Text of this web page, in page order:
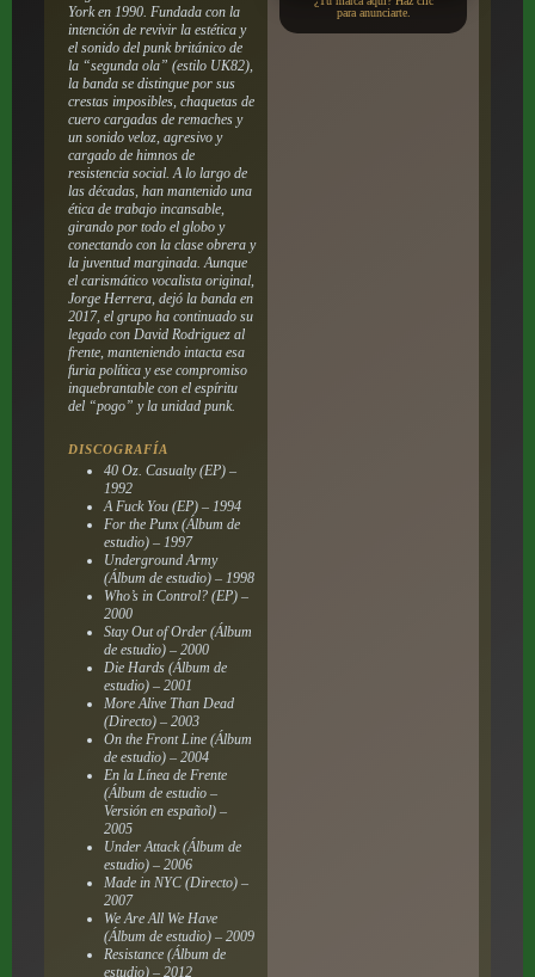
York en 1990. Fundada con la
intención de revivir la estética y
el sonido del punk británico de
la “segunda ola” (estilo UK82),
la banda se distingue por sus
crestas imposibles, chaquetas de
cuero cargadas de remaches y
un sonido veloz, agresivo y
cargado de himnos de
resistencia social. A lo largo de
las décadas, han mantenido una
ética de trabajo incansable,
girando por todo el globo y
conectando con la clase obrera y
la juventud marginada. Aunque
el carismático vocalista original,
Jorge Herrera, dejó la banda en
2017, el grupo ha continuado su
legado con David Rodriguez al
frente, manteniendo intacta esa
furia política y ese compromiso
inquebrantable con el espíritu
del “pogo” y la unidad punk.
DISCOGRAFÍA
40 Oz. Casualty (EP) –
1992
A Fuck You (EP) – 1994
For the Punx (Álbum de
estudio) – 1997
Underground Army
(Álbum de estudio) – 1998
Who’s in Control? (EP) –
2000
Stay Out of Order (Álbum
de estudio) – 2000
Die Hards (Álbum de
estudio) – 2001
More Alive Than Dead
(Directo) – 2003
On the Front Line (Álbum
de estudio) – 2004
En la Línea de Frente
(Álbum de estudio –
Versión en español) –
2005
Under Attack (Álbum de
estudio) – 2006
Made in NYC (Directo) –
2007
We Are All We Have
(Álbum de estudio) – 2009
Resistance (Álbum de
estudio) – 2012
para anunciarte.